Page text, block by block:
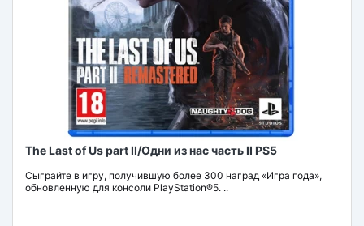
The Last of Us part II/Одни из нас часть II PS5
Сыграйте в игру, получившую более 300 наград «Игра года»,
обновленную для консоли PlayStation®5. ..